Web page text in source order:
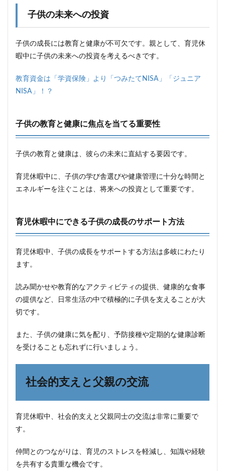
子供の未来への投資
子供の成長には教育と健康が不可欠です。親として、育児休
暇中に子供の未来への投資を考えるべきです。
教育資金は「学資保険」より「つみたてNISA」「ジュニア
NISA」！？
子供の教育と健康に焦点を当てる重要性
子供の教育と健康は、彼らの未来に直結する要因です。
育児休暇中に、子供の学び舎選びや健康管理に十分な時間と
エネルギーを注ぐことは、将来への投資として重要です。
育児休暇中にできる子供の成長のサポート方法
育児休暇中、子供の成長をサポートする方法は多岐にわたり
ます。
読み聞かせや教育的なアクティビティの提供、健康的な食事
の提供など、日常生活の中で積極的に子供を支えることが大
切です。
また、子供の健康に気を配り、予防接種や定期的な健康診断
を受けることも忘れずに行いましょう。
社会的支えと父親の交流
育児休暇中、社会的支えと父親同士の交流は非常に重要で
す。
仲間とのつながりは、育児のストレスを軽減し、知識や経験
を共有する貴重な機会です。